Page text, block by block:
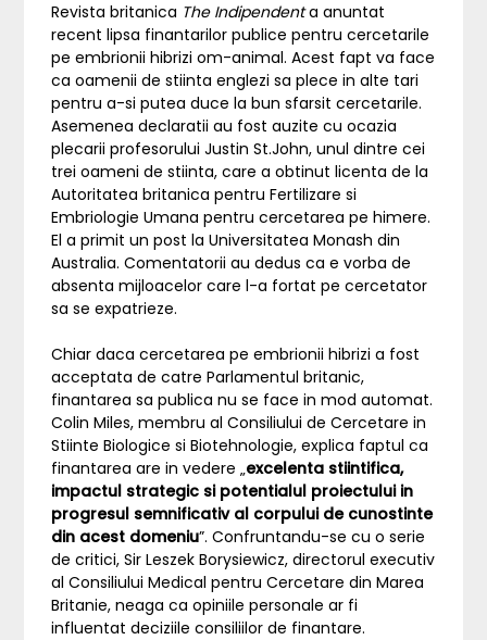
Revista britanica The Indipendenta anuntat
recent lipsa finantarilor publice pentru cercetarile
pe embrionii hibrizi om-animal. Acest fapt va face
ca oamenii de stiinta englezi sa plece in alte tari
pentru a-si putea duce la bun sfarsit cercetarile.
Asemenea declaratii au fost auzite cu ocazia
plecarii profesorului Justin St.John, unul dintre cei
trei oameni de stiinta, care a obtinut licenta de la
Autoritatea britanica pentru Fertilizare si
Embriologie Umana pentru cercetarea pe himere.
El a primit un post la Universitatea Monash din
Australia. Comentatorii au dedus ca e vorba de
absenta mijloacelor care l-a fortat pe cercetator
sa se expatrieze.
Chiar daca cercetarea pe embrionii hibrizi a fost
acceptata de catre Parlamentul britanic,
finantarea sa publica nu se face in mod automat.
Colin Miles, membru al Consiliului de Cercetare in
Stiinte Biologice si Biotehnologie, explica faptul ca
finantarea are in vedere „excelenta stiintifica,
impactul strategic si potentialul proiectului in
progresul semnificativ al corpului de cunostinte
din acest domeniu”. Confruntandu-se cu o serie
de critici, Sir Leszek Borysiewicz, directorul executiv
al Consiliului Medical pentru Cercetare din Marea
Britanie, neaga ca opiniile personale ar fi
influentat deciziile consiliilor de finantare.